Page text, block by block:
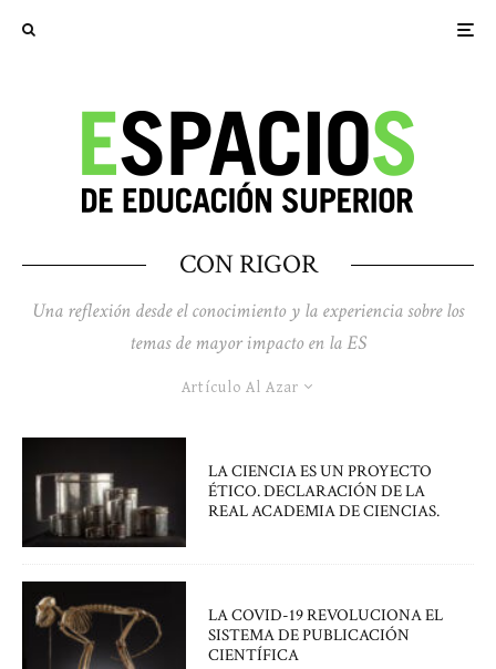
CON RIGOR
Una reflexión desde el conocimiento y la experienciasobre los
temas de mayor impacto en la ES
Artículo Al Azar
LA CIENCIA ES UN PROYECTO
ÉTICO. DECLARACIÓN DE LA
REAL ACADEMIA DE CIENCIAS.
LA COVID-19 REVOLUCIONA EL
SISTEMA DE PUBLICACIÓN
CIENTÍFICA